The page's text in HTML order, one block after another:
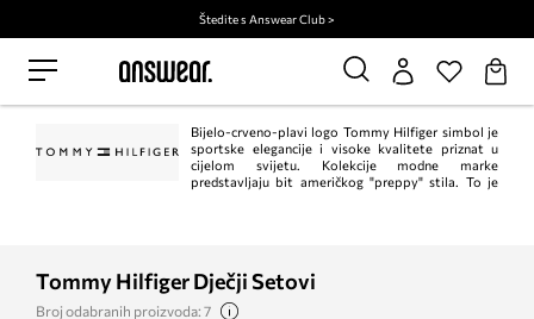
Štedite s Answear Club >
Bijelo-crveno-plavi logo Tommy Hilfiger simbol je
sportske elegancije i visoke kvalitete priznat u
cijelom svijetu. Kolekcije modne marke
predstavljaju bit američkog "preppy" stila. To je
Tommy Hilfiger Dječji Setovi
Broj odabranih proizvoda: 7